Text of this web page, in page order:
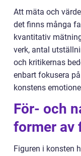
Att mäta och
det finns många
kvantitativ
verk, antal
och kritikernas
enbart fokusera
konstens
För- och
former av
Figuren i konsten